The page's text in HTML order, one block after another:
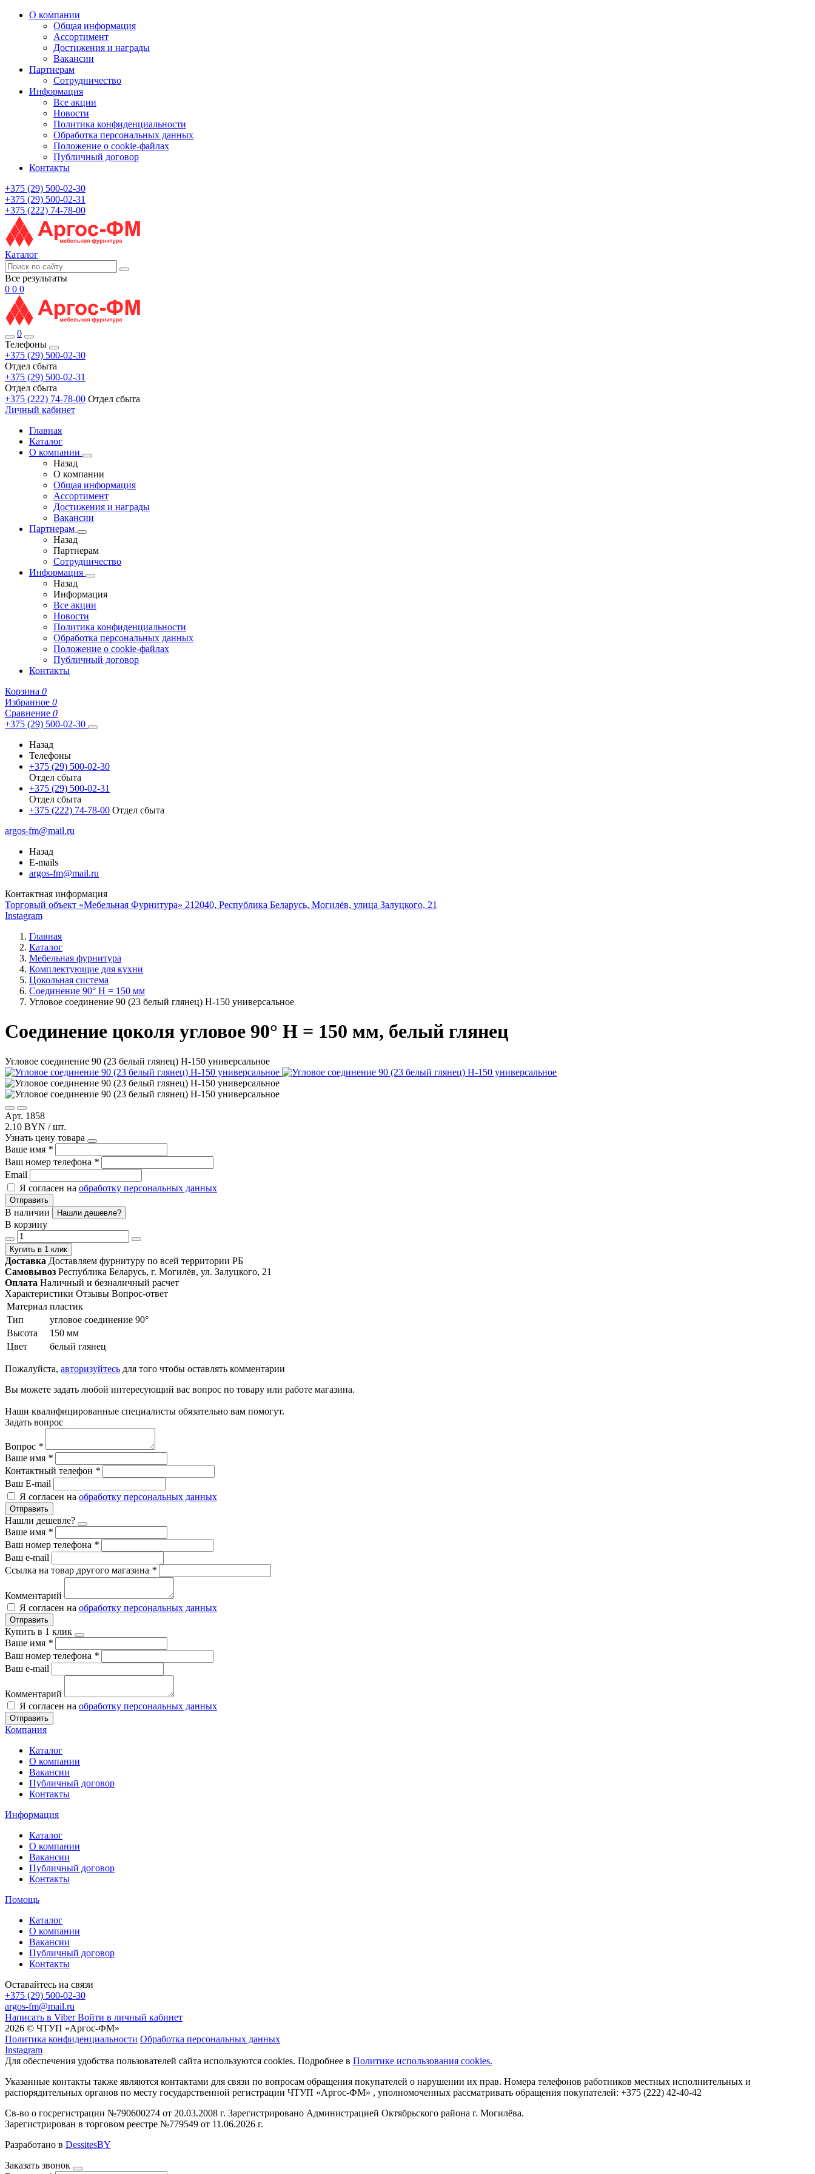
О компании
Общая информация
Ассортимент
Достижения и награды
Вакансии
Партнерам
Сотрудничество
Информация
Все акции
Новости
Политика конфиденциальности
Обработка персональных данных
Положение о cookie-файлах
Публичный договор
Контакты
+375 (29) 500-02-30
+375 (29) 500-02-31
+375 (222) 74-78-00
Каталог
Все результаты
0 0 0
0
Телефоны
+375 (29) 500-02-30
Отдел сбыта
+375 (29) 500-02-31
Отдел сбыта
+375 (222) 74-78-00 Отдел сбыта
Личный кабинет
Главная
Каталог
О компании
Назад
О компании
Общая информация
Ассортимент
Достижения и награды
Вакансии
Партнерам
Назад
Партнерам
Сотрудничество
Информация
Назад
Информация
Все акции
Новости
Политика конфиденциальности
Обработка персональных данных
Положение о cookie-файлах
Публичный договор
Контакты
Корзина 0
Избранное 0
Сравнение 0
+375 (29) 500-02-30
Назад
Телефоны
+375 (29) 500-02-30
Отдел сбыта
+375 (29) 500-02-31
Отдел сбыта
+375 (222) 74-78-00 Отдел сбыта
argos-fm@mail.ru
Назад
E-mails
argos-fm@mail.ru
Контактная информация
Торговый объект «Мебельная Фурнитура» 212040, Республика Беларусь, Могилёв, улица Залуцкого, 21
Instagram
Главная
Каталог
Мебельная фурнитура
Комплектующие для кухни
Цокольная система
Соединение 90° H = 150 мм
Угловое соединение 90 (23 белый глянец) Н-150 универсальное
Соединение цоколя угловое 90° H = 150 мм, белый глянец
Угловое соединение 90 (23 белый глянец) Н-150 универсальное
Арт. 1858
2.10 BYN / шт.
Узнать цену товара
Ваше имя *
Ваш номер телефона *
Email
Я согласен на обработку персональных данных
Отправить
В наличии Нашли дешевле?
В корзину
Купить в 1 клик
Доставка Доставляем фурнитуру по всей территории РБ
Самовывоз Республика Беларусь, г. Могилёв, ул. Залуцкого, 21
Оплата Наличный и безналичный расчет
Характеристики Отзывы Вопрос-ответ
Материал пластик
Тип
угловое соединение 90°
Высота
150 мм
Цвет
белый глянец
Пожалуйста, авторизуйтесь для того чтобы оставлять комментарии
Вы можете задать любой интересующий вас вопрос по товару или работе магазина.
Наши квалифицированные специалисты обязательно вам помогут.
Задать вопрос
Вопрос *
Ваше имя *
Контактный телефон *
Ваш E-mail
Я согласен на обработку персональных данных
Отправить
Нашли дешевле?
Ваше имя *
Ваш номер телефона *
Ваш e-mail
Ссылка на товар другого магазина *
Комментарий
Я согласен на обработку персональных данных
Отправить
Купить в 1 клик
Ваше имя *
Ваш номер телефона *
Ваш e-mail
Комментарий
Я согласен на обработку персональных данных
Отправить
Компания
Каталог
О компании
Вакансии
Публичный договор
Контакты
Информация
Каталог
О компании
Вакансии
Публичный договор
Контакты
Помощь
Каталог
О компании
Вакансии
Публичный договор
Контакты
Оставайтесь на связи
+375 (29) 500-02-30
argos-fm@mail.ru
Написать в Viber Войти в личный кабинет
2026 © ЧТУП «Аргос-ФМ»
Политика конфиденциальности Обработка персональных данных
Instagram
Для обеспечения удобства пользователей сайта используются cookies. Подробнее в Политике использования cookies.
Указанные контакты также являются контактами для связи по вопросам обращения покупателей о нарушении их прав. Номера телефонов работников местных исполнительных и
распорядительных органов по месту государственной регистрации ЧТУП «Аргос-ФМ» , уполномоченных рассматривать обращения покупателей: +375 (222) 42-40-42
Св-во о госрегистрации №790600274 от 20.03.2008 г. Зарегистрировано Администрацией Октябрьского района г. Могилёва.
Зарегистрирован в торговом реестре №779549 от 11.06.2026 г.
Разработано в DessitesBY
Заказать звонок